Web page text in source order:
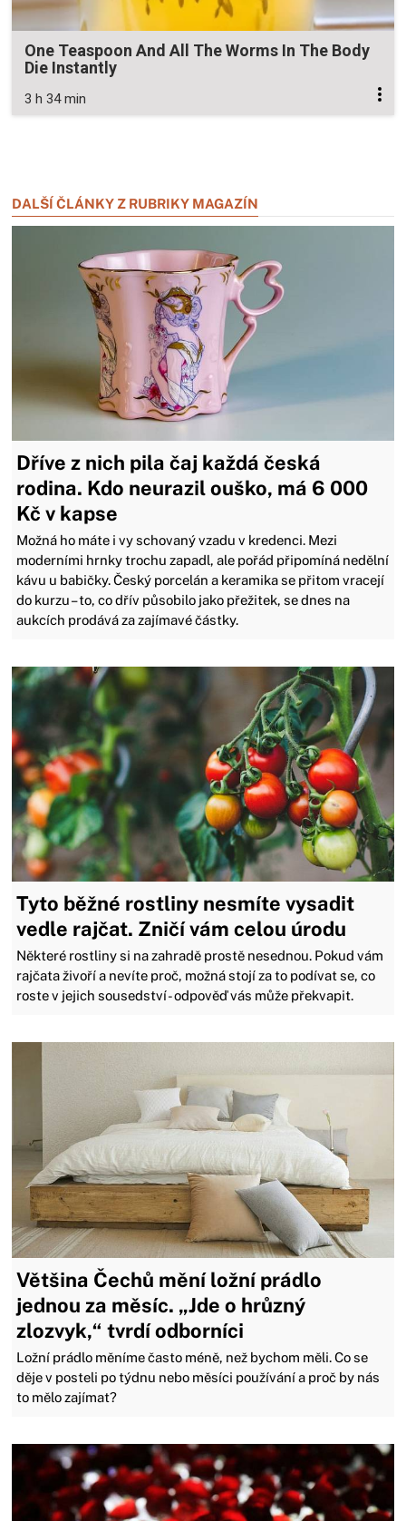
One Teaspoon And All The Worms In The Body
Die Instantly
3 h 34 min
DALŠÍ ČLÁNKY Z RUBRIKY MAGAZÍN
Dříve z nich pila čaj každá česká
rodina. Kdo neurazil ouško, má 6 000
Kč v kapse
Možná ho máte i vy schovaný vzadu v kredenci. Mezi
moderními hrnky trochu zapadl, ale pořád připomíná nedělní
kávu u babičky. Český porcelán a keramika se přitom vracejí
do kurzu – to, co dřív působilo jako přežitek, se dnes na
aukcích prodává za zajímavé částky.
Tyto běžné rostliny nesmíte vysadit
vedle rajčat. Zničí vám celou úrodu
Některé rostliny si na zahradě prostě nesednou. Pokud vám
rajčata živoří a nevíte proč, možná stojí za to podívat se, co
roste v jejich sousedství - odpověď vás může překvapit.
Většina Čechů mění ložní prádlo
jednou za měsíc. „Jde o hrůzný
zlozvyk,“ tvrdí odborníci
Ložní prádlo měníme často méně, než bychom měli. Co se
děje v posteli po týdnu nebo měsíci používání a proč by nás
to mělo zajímat?